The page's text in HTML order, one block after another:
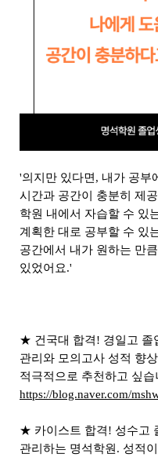
'의지만 있다면, 내가 공부
시간과 공간이 충분히 제
학원 내에서 자습할 수 있
계획한 대로 공부할 수 있
공간에서 내가 원하는 만
있었어요.'
★ 건국대 합격! 경일고 졸
관리와 모의고사 성적 향
적극적으로 추천하고 싶습
https://blog.naver.com/
★ 카이스트 합격! 성수고
관리하는 명석학원. 성적